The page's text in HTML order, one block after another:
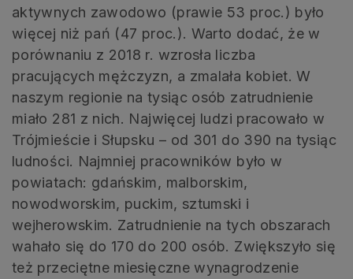
aktywnych zawodowo (prawie 53 proc.) było
więcej niż pań (47 proc.). Warto dodać, że w
porównaniu z 2018 r. wzrosła liczba
pracujących mężczyzn, a zmalała kobiet. W
naszym regionie na tysiąc osób zatrudnienie
miało 281 z nich. Najwięcej ludzi pracowało w
Trójmieście i Słupsku – od 301 do 390 na tysiąc
ludności. Najmniej pracowników było w
powiatach: gdańskim, malborskim,
nowodworskim, puckim, sztumski i
wejherowskim. Zatrudnienie na tych obszarach
wahało się do 170 do 200 osób. Zwiększyło się
też przeciętne miesięczne wynagrodzenie